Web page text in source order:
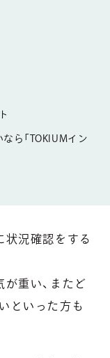
ら「TOKIUMイン
状況確認をする
が重い、またど
といった方も